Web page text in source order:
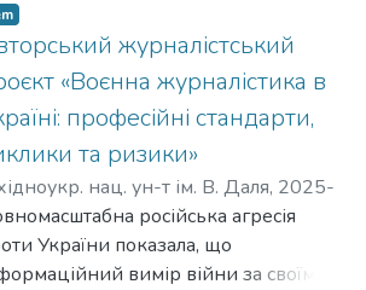
журналістський
«Воєнна журналістика в
професійні стандарти,
та ризики»
нац. ун-т ім. В. Даля, 2025-
26)Бедрін, Д. В.;Зайцева, С. С.
російська агресія
України показала, що
вимір війни за своїм